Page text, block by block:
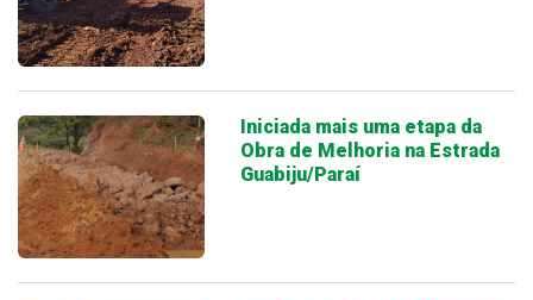
Iniciada mais uma etapa da
Obra de Melhoria na Estrada
Guabiju/Paraí